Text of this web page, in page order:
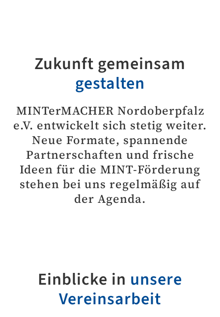
Zukunft gemeinsam
gestalten
MINTerMACHER Nordoberpfalz
e.V. entwickelt sich stetig weiter.
Neue Formate, spannende
Partnerschaften und frische
Ideen für die MINT-Förderung
stehen bei uns regelmäßig auf
der Agenda.
Einblicke in unsere
Vereinsarbeit